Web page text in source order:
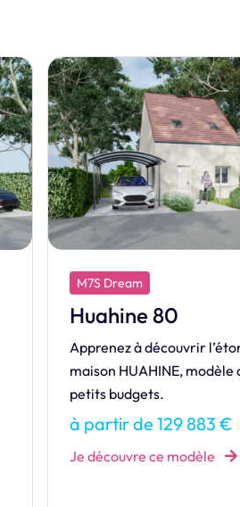
M7S Dream
Tetiaroa 80 B
Réalisez votre rêve en
votre maison grâce à la
modèle accessible aux plus
modestes budgets.
à partir de 117 110 €